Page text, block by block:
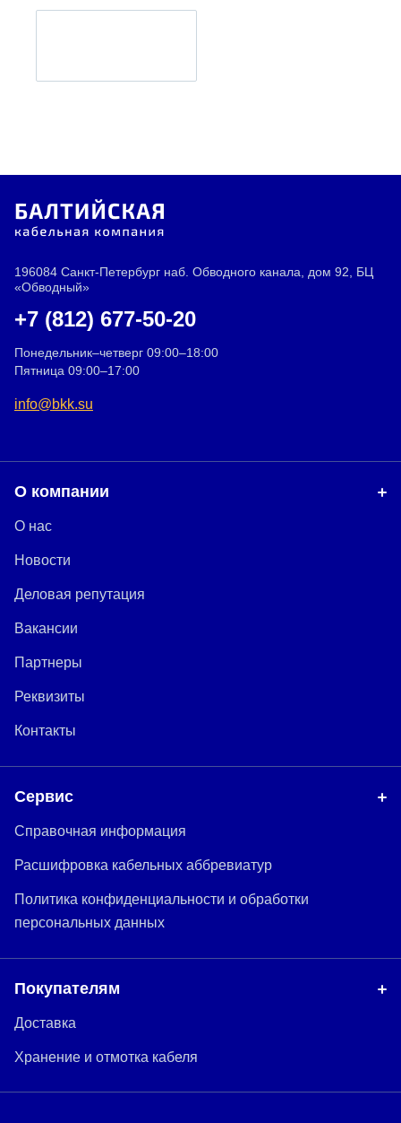
196084 Санкт-Петербург наб. Обводного канала, дом 92, БЦ
«Обводный»
+7 (812) 677-50-20
Понедельник–четверг 09:00–18:00
Пятница 09:00–17:00
info@bkk.su
О компании
О нас
Новости
Деловая репутация
Вакансии
Партнеры
Реквизиты
Контакты
Сервис
Справочная информация
Расшифровка кабельных аббревиатур
Политика конфиденциальности и обработки
персональных данных
Покупателям
Доставка
Хранение и отмотка кабеля